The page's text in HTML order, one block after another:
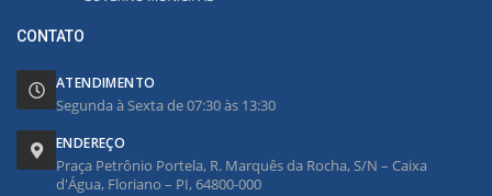
CONTATO
ATENDIMENTO
Segunda à Sexta de 07:30 às 13:30
ENDEREÇO
Praça Petrônio Portela, R. Marquês da Rocha, S/N – Caixa
d'Água, Floriano – PI, 64800-000